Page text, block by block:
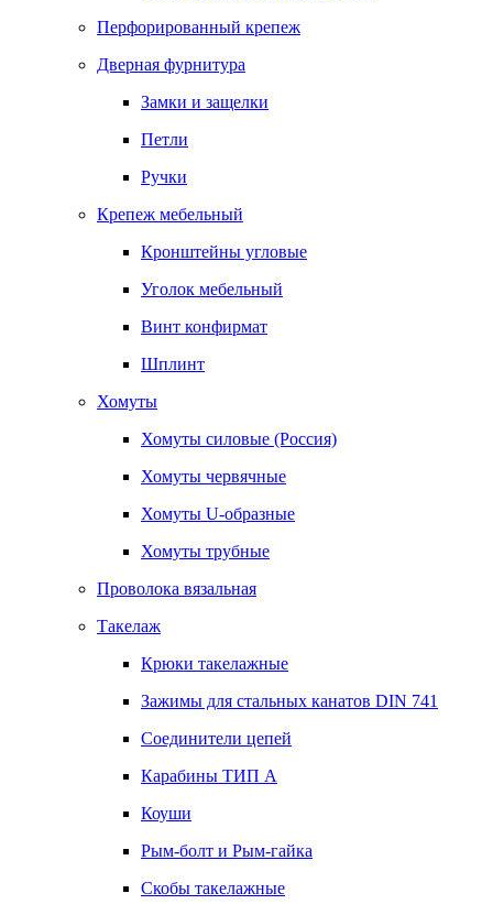
Перфорированный крепеж
Дверная фурнитура
Замки и защелки
Петли
Ручки
Крепеж мебельный
Кронштейны угловые
Уголок мебельный
Винт конфирмат
Шплинт
Хомуты
Хомуты силовые (Россия)
Хомуты червячные
Хомуты U-образные
Хомуты трубные
Проволока вязальная
Такелаж
Крюки такелажные
Зажимы для стальных канатов DIN 741
Соединители цепей
Карабины ТИП А
Коуши
Рым-болт и Рым-гайка
Скобы такелажные